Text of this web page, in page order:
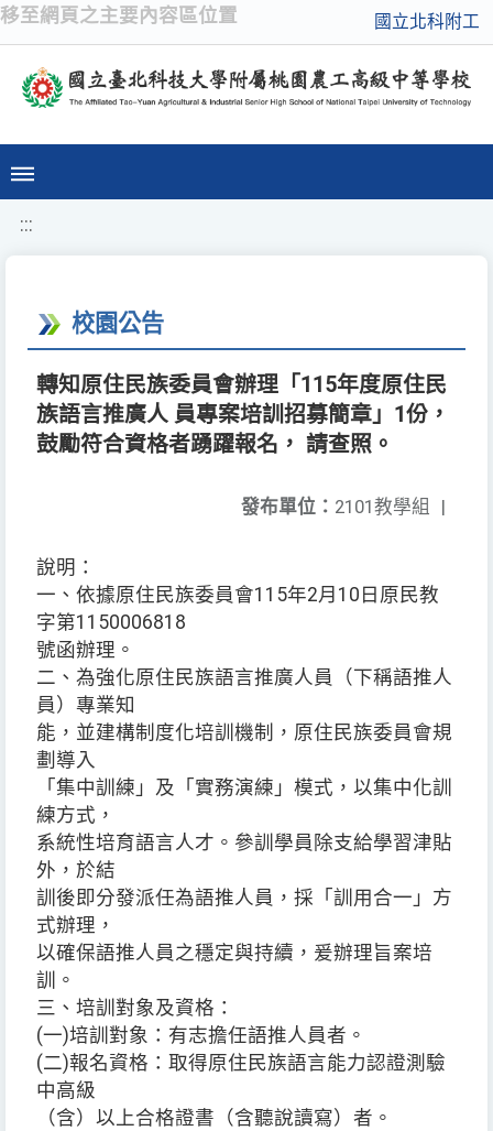
移至網頁之主要內容區位置 國立北科附工
:::
校園公告
轉知原住民族委員會辦理「115年度原住民
族語言推廣人 員專案培訓招募簡章」1份，
鼓勵符合資格者踴躍報名， 請查照。
發布單位： 2101教學組 |
說明：
一、依據原住民族委員會115年2月10日原民教
字第1150006818
號函辦理。
二、為強化原住民族語言推廣人員（下稱語推人
員）專業知
能，並建構制度化培訓機制，原住民族委員會規
劃導入
「集中訓練」及「實務演練」模式，以集中化訓
練方式，
系統性培育語言人才。參訓學員除支給學習津貼
外，於結
訓後即分發派任為語推人員，採「訓用合一」方
式辦理，
以確保語推人員之穩定與持續，爰辦理旨案培
訓。
三、培訓對象及資格：
(一)培訓對象：有志擔任語推人員者。
(二)報名資格：取得原住民族語言能力認證測驗
中高級
（含）以上合格證書（含聽說讀寫）者。